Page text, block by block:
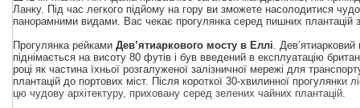
Ланку. Під час легкого підйому на гору ви зможете насолодитися
панорамними видами. Вас чекає прогулянка серед пишних плантацій
Прогулянка рейками Дев’ятиаркового мосту в Еллі. Дев’ятиарковий
піднімається на висоту 80 футів і був введений в експлуатацію
році як частина їхньої розгалуженої залізничної мережі для
плантацій до портових міст. Після короткої 30-хвилинної прогулянки
цю чудову архітектуру, приховану серед зелених чайних плантацій.